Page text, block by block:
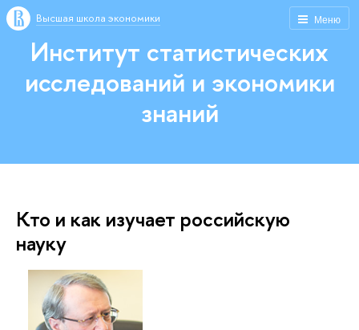
Меню
Высшая школа экономики
Институт статистических
исследований и экономики
знаний
Кто и как изучает российскую
науку